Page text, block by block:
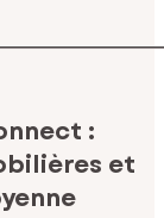
:
et